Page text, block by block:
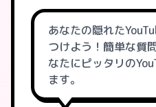
あなたの隠れた
つけよう！簡単な質
なたにピッタリの
ます。